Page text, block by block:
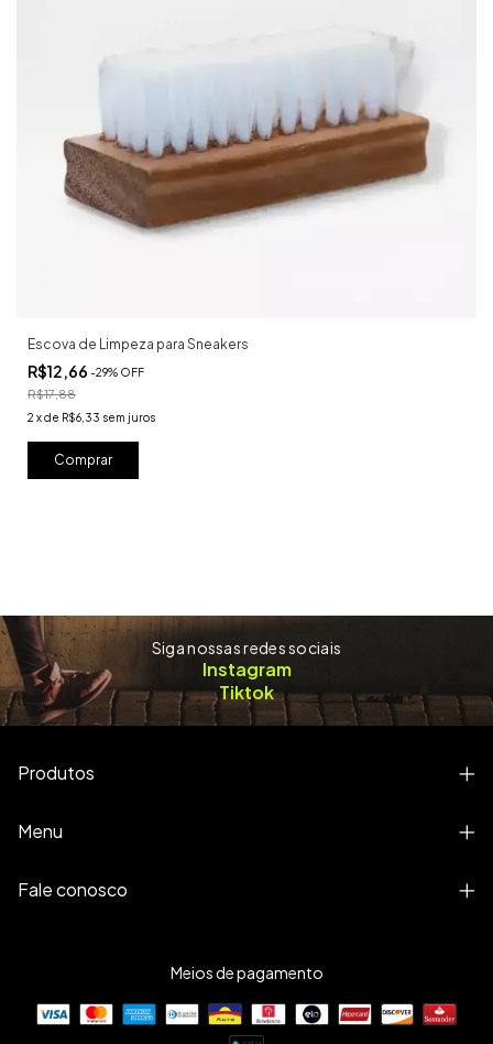
Escova de Limpeza para Sneakers
R$12,66 -29% OFF
R$17,88
2 xde R$6,33 sem juros
Siga nossas redes sociais
Instagram
Tiktok
Produtos
Menu
Fale conosco
Meios de pagamento